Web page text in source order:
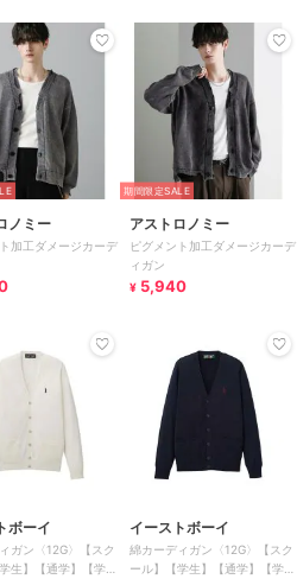
ノミー
加工ダメージカーデ
期間限定SALE
アストロノミー
ピグメント加工ダメージカーデ
ィガン
¥ 5,940
ボーイ
ガン〈12G〉【スク
生】【通学】【学
イーストボーイ
綿カーディガン〈12G〉【スク
ール】【学生】【通学】【学